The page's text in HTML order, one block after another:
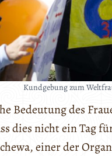
Kundgebung zum
Bedeutung des
dies nicht ein Tag
einer der